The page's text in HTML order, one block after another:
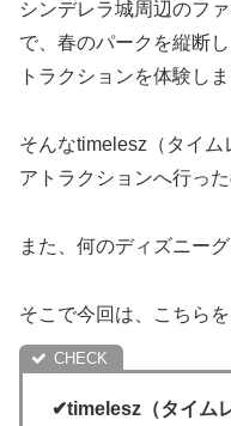
シンデレラ城周辺のフ
で、春のパークを縦断
トラクションを体験し
そんなtimelesz（タイ
アトラクションへ行っ
また、何のディズニー
そこで今回は、こちら
✔timelesz（タイム